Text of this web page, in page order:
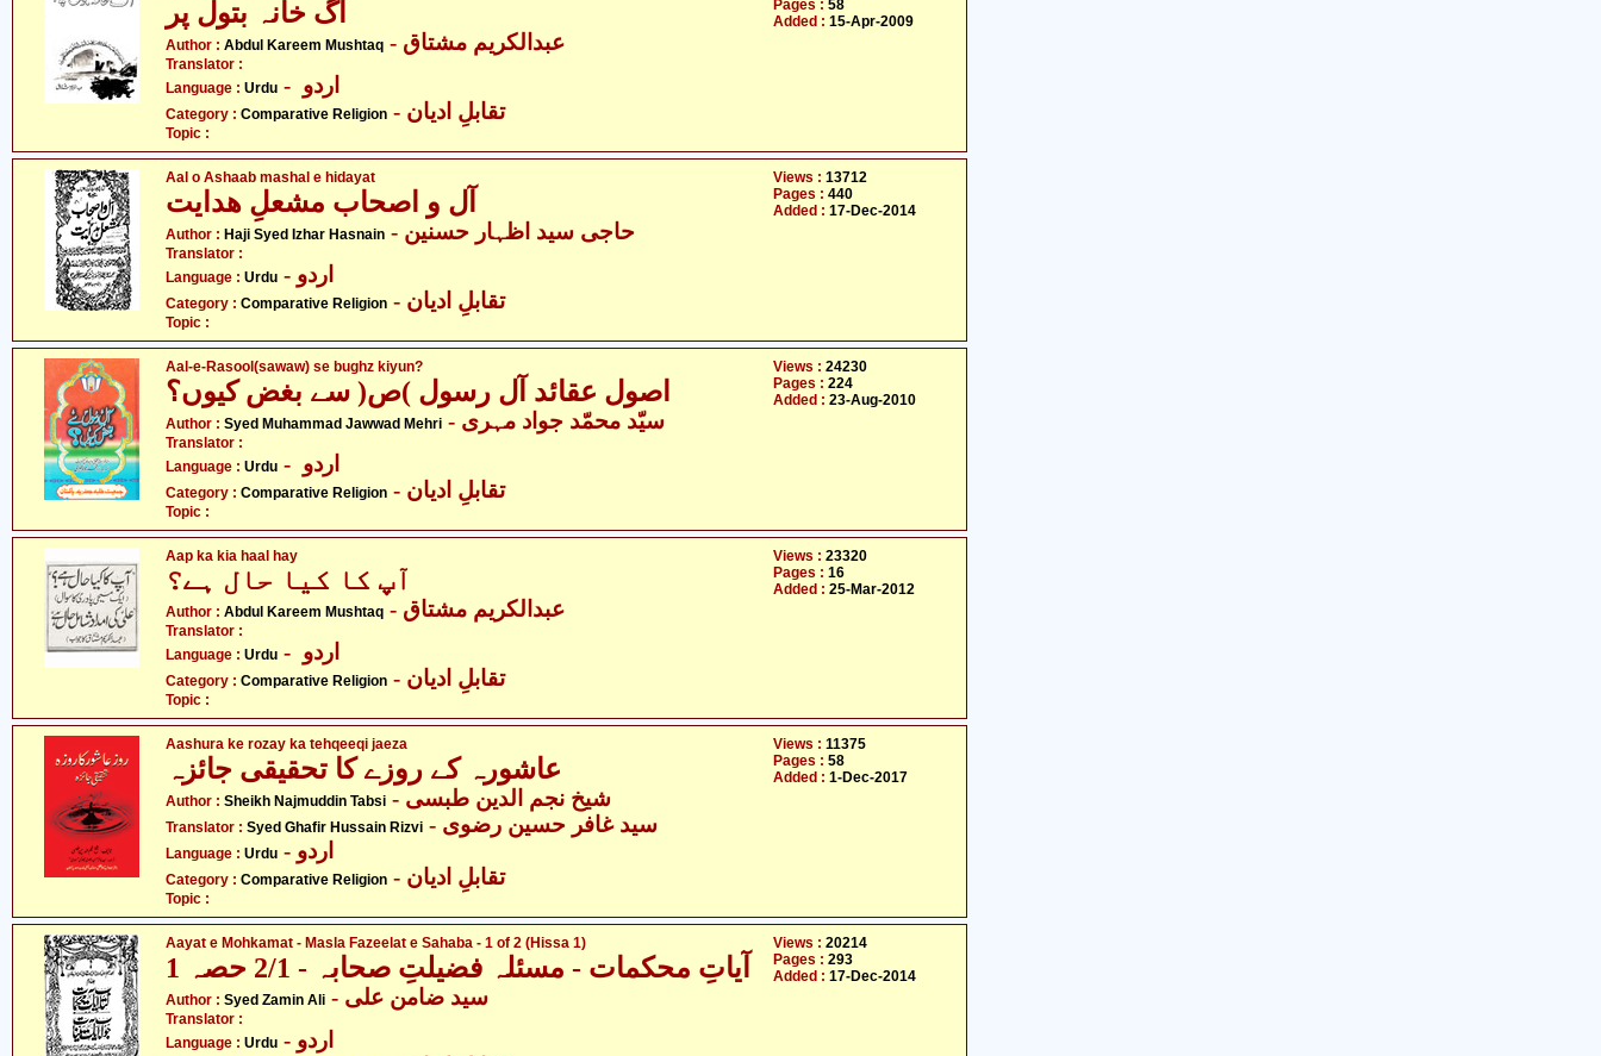
آگ خانہ بتول پر
Author : Abdul Kareem Mushtaq - عبدالکریم مشتاق
Translator :
Language : Urdu
Category : Comparative Religion - تقابلِ ادیان
Topic :
Pages : 58
Added : 15-Apr-2009
Aal o Ashaab mashal e hidayat
آل و اصحاب مشعلِ ھدایت
Author : Haji Syed Izhar Hasnain - حاجی سید اظہار حسنین
Translator :
Language : Urdu - اردو
Category : Comparative Religion - تقابلِ ادیان
Topic :
Views : 13712
Pages : 440
Added : 17-Dec-2014
Aal-e-Rasool(sawaw) se bughz kiyun?
اصول عقائد آل رسول )ص( سے بغض کیوں؟
Author : Syed Muhammad Jawwad Mehri - سیّد محمّد جواد مہری
Translator :
Language : Urdu
Category : Comparative Religion - تقابلِ ادیان
Topic :
Views : 24230
Pages : 224
Added : 23-Aug-2010
Aap ka kia haal hay
آپ کا کیا حال ہے؟
Author : Abdul Kareem Mushtaq - عبدالکریم مشتاق
Translator :
Language : Urdu
Category : Comparative Religion - تقابلِ ادیان
Topic :
Views : 23320
Pages : 16
Added : 25-Mar-2012
Aashura ke rozay ka tehqeeqi jaeza
عاشورہ کے روزے کا تحقیقی جائزہ
Author : Sheikh Najmuddin Tabsi - شیخ نجم الدین طبسی
Translator : Syed Ghafir Hussain Rizvi - سید غافر حسین رضوی
Language : Urdu - اردو
Category : Comparative Religion - تقابلِ ادیان
Topic :
Views : 11375
Pages : 58
Added : 1-Dec-2017
Aayat e Mohkamat - Masla Fazeelat e Sahaba - 1 of 2 (Hissa 1)
آیاتِ محکمات - مسئلہ فضیلتِ صحابہ - 2/1 حصہ 1
Author : Syed Zamin Ali - سید ضامن علی
Translator :
Language : Urdu - اردو
Views : 20214
Pages : 293
Added : 17-Dec-2014